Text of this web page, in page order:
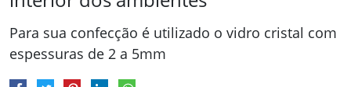
Para sua confecção é utilizado o vidro cristal com
espessuras de 2 a 5mm